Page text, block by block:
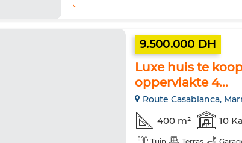
9.500.000 DH
Luxe huis te
oppervlakte 4...
Route Casablanca,
400 m² 10